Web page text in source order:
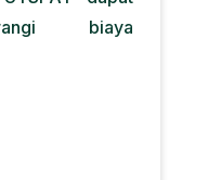
biaya